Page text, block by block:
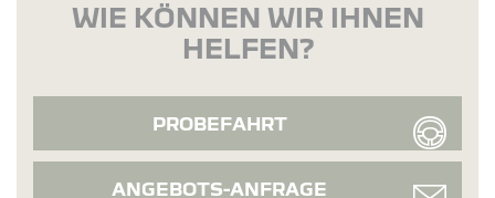
WIE KÖNNEN WIR IHNEN
HELFEN?
PROBEFAHRT
ANGEBOTS-ANFRAGE